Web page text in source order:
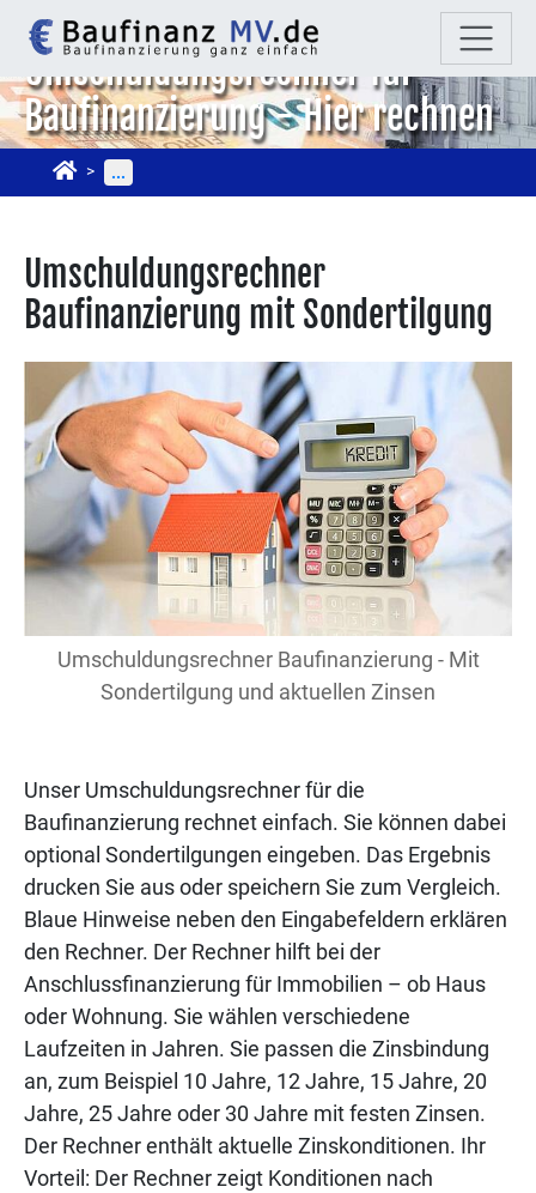
Umschuldungsrechner für
Baufinanzierung - Hier rechnen
...
Umschuldungsrechner
Baufinanzierung mit Sondertilgung
Umschuldungsrechner Baufinanzierung - Mit
Sondertilgung und aktuellen Zinsen
Unser Umschuldungsrechner für die
Baufinanzierung rechnet einfach. Sie können dabei
optional Sondertilgungen eingeben. Das Ergebnis
drucken Sie aus oder speichern Sie zum Vergleich.
Blaue Hinweise neben den Eingabefeldern erklären
den Rechner. Der Rechner hilft bei der
Anschlussfinanzierung für Immobilien – ob Haus
oder Wohnung. Sie wählen verschiedene
Laufzeiten in Jahren. Sie passen die Zinsbindung
an, zum Beispiel 10 Jahre, 12 Jahre, 15 Jahre, 20
Jahre, 25 Jahre oder 30 Jahre mit festen Zinsen.
Der Rechner enthält aktuelle Zinskonditionen. Ihr
Vorteil: Der Rechner zeigt Konditionen nach